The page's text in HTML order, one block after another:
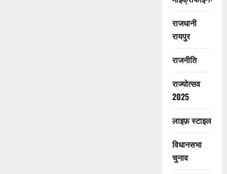
राजधानी
रायपुर
राजनीति
राज्योत्सव
2025
लाइफ़ स्टाइल
विधानसभा
चुनाव